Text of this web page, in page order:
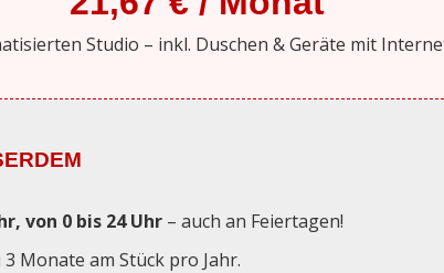
Studio – inkl. Duschen & Geräte mit
von 0 bis 24 Uhr – auch an Feiertagen!
Monate am Stück pro Jahr.